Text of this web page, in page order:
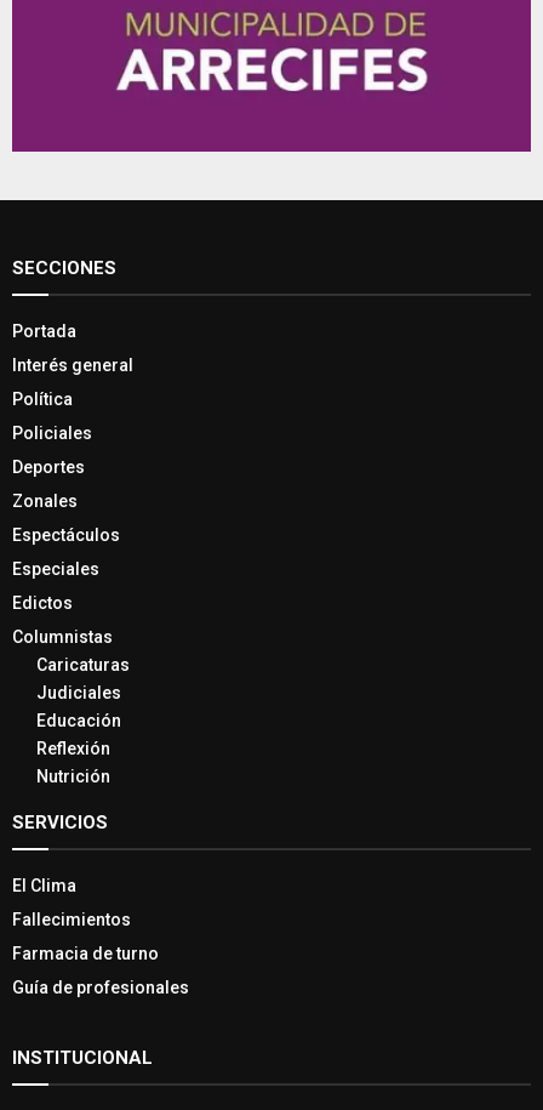
SECCIONES
Portada
Interés general
Política
Policiales
Deportes
Zonales
Espectáculos
Especiales
Edictos
Columnistas
Caricaturas
Judiciales
Educación
Reflexión
Nutrición
SERVICIOS
El Clima
Fallecimientos
Farmacia de turno
Guía de profesionales
INSTITUCIONAL